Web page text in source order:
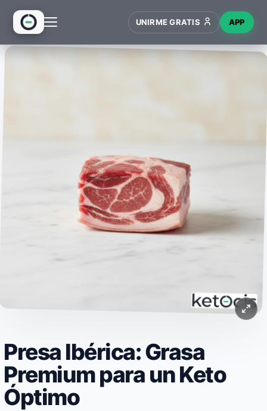
UNIRME GRATIS APP
Presa Ibérica: Grasa
Premium para un Keto
Óptimo